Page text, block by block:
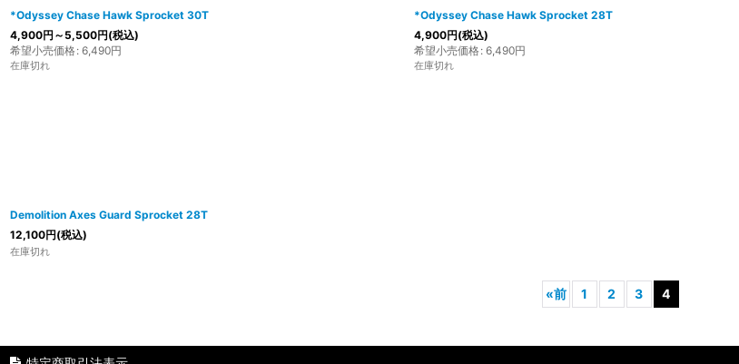
*Odyssey Chase Hawk Sprocket 30T
4,900円 ～5,500円(税込)
希望小売価格: 6,490円
在庫切れ
*Odyssey Chase Hawk Sprocket 28T
4,900円(税込)
希望小売価格: 6,490円
在庫切れ
Demolition Axes Guard Sprocket 28T
12,100円(税込)
在庫切れ
«前 1 2 3 4